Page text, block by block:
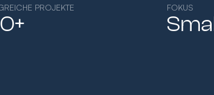
PROJEKTE FOKUS